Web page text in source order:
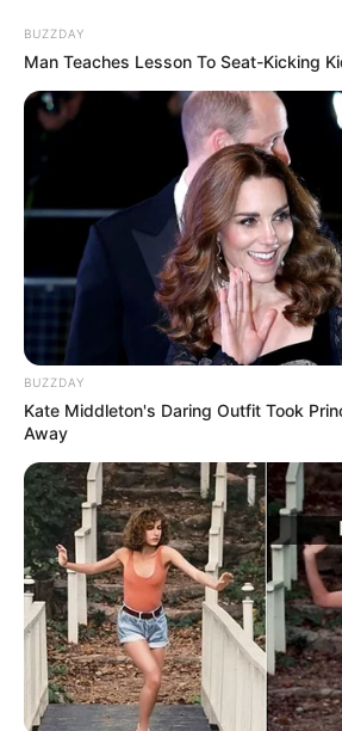
Weitere Abenteuer und
Deutschland:
Zu denKinderausflugszielen in
BUZZDAY
Man Teaches Lesson To Seat-Kicking
BUZZDAY
Kate Middleton's Daring Outfit Took
Away